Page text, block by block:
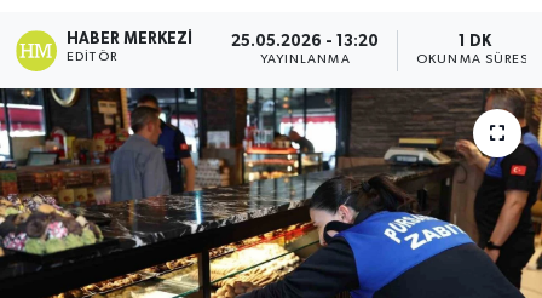
HABER MERKEZI
EDITÖR
25.05.2026 - 13:20
YAYINLANMA
1 DK
OKUNMA SÜRESI